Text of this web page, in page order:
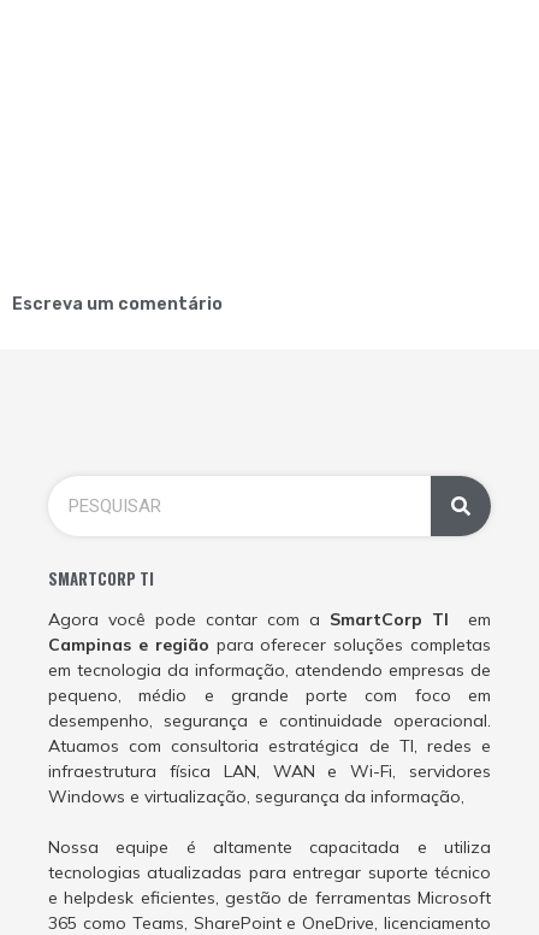
Escreva um comentário
SMARTCORP TI
Agora você pode contar com a SmartCorp TI em
Campinas e região para oferecer soluções completas
em tecnologia da informação, atendendo empresas de
pequeno, médio e grande porte com foco em
desempenho, segurança e continuidade operacional.
Atuamos com consultoria estratégica de TI, redes e
infraestrutura física LAN, WAN e Wi-Fi, servidores
Windows e virtualização, segurança da informação,
Nossa equipe é altamente capacitada e utiliza
tecnologias atualizadas para entregar suporte técnico
e helpdesk eficientes, gestão de ferramentas Microsoft
365 como Teams, SharePoint e OneDrive, licenciamento